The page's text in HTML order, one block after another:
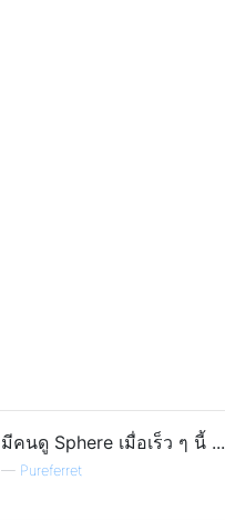
มีคนดู Sphere เมื่อเร็ว ๆ นี้ ...
— Pureferret